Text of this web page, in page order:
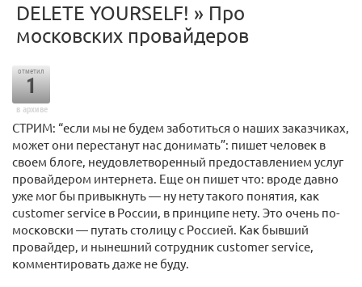
DELETE YOURSELF! » Про
московских провайдеров
отметил
1
в архиве
СТРИМ: “если мы не будем заботиться о наших заказчиках,
может они перестанут нас донимать”: пишет человек в
своем блоге, неудовлетворенный предоставлением услуг
провайдером интернета. Еще он пишет что: вроде давно
уже мог бы привыкнуть — ну нету такого понятия, как
customer service в России, в принципе нету. Это очень по-
московски — путать столицу с Россией. Как бывший
провайдер, и нынешний сотрудник customer service,
комментировать даже не буду.